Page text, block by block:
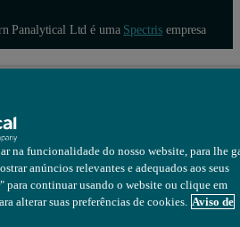
Panalytical Ltd é uma Spectris empresa
na funcionalidade do nosso website, para lhe
anúncios relevantes e adequados aos seus
para continuar usando o website ou clique em
alterar suas preferências de cookies. Aviso de